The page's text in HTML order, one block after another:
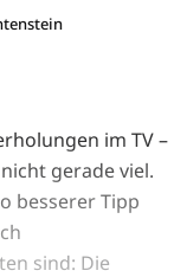
im TV –
gerade viel.
besserer Tipp
sind: Die